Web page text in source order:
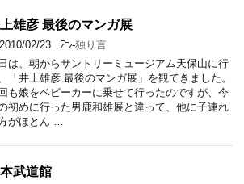
雄彦 最後のマンガ展
2010/02/23 -独り言
は、朝からサントリーミュージアム天保山に行
「井上雄彦 最後のマンガ展」を観てきました。
も娘をベビーカーに乗せて行ったのですが、今
初めに行った男鹿和雄展と違って、他に子連れ
がほとん …
本武道館